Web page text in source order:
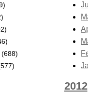
(688)
2012